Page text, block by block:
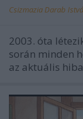
Csizmazia Darab
2003. óta
során minden
az aktuális